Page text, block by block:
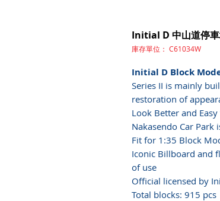
Initial D 中山道停
庫存單位： C61034W
Initial D Block
Series II is mainly
restoration of
Look Better and
Nakasendo Car Park
Fit for 1:35 Block
Iconic Billboard and
of use
Official licensed by
Total blocks: 915 pcs